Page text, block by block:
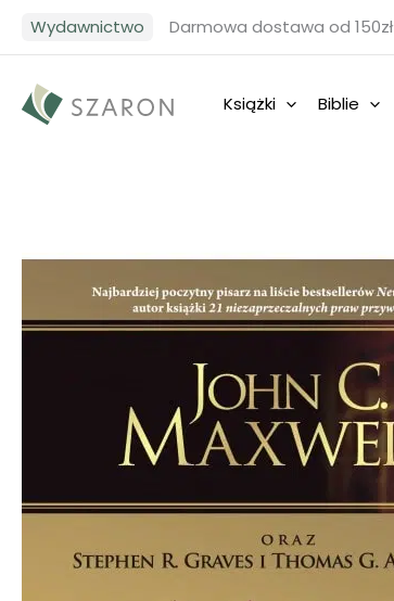
Wydawnictwo Darmowa dostawa od 150zł
Książki Biblie